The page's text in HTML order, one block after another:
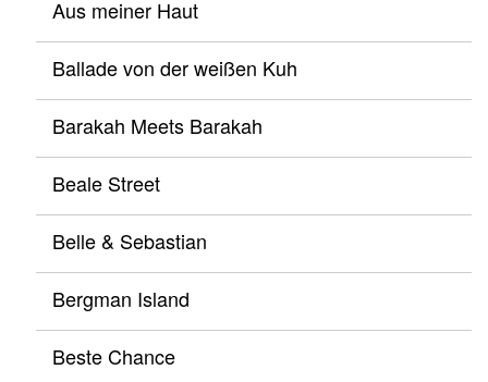
Aus meiner Haut
Ballade von der weißen Kuh
Barakah Meets Barakah
Beale Street
Belle & Sebastian
Bergman Island
Beste Chance